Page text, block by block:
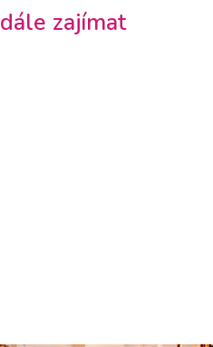
zajímat